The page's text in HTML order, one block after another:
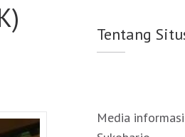
Tentang
Media